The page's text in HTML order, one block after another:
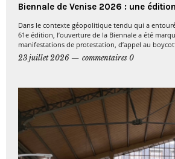
Biennale de Venise 2026 : une
Dans le contexte géopolitique tendu qui a
61e édition, l’ouverture de la Biennale a été
manifestations de protestation, d’appel au
23 juillet 2026
commentaires 0